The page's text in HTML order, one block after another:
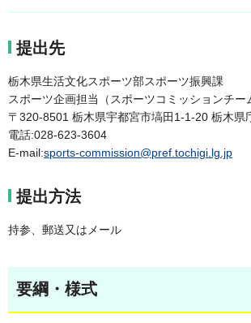
提出先
栃木県生活文化スポーツ部スポーツ振興課
スポーツ企画担当（スポーツコミッションチー
〒320-8501 栃木県宇都宮市塙田1-1-20 栃木県
電話:028-623-3604
E-mail:sports-commission@pref.tochigi.lg.jp
提出方法
持参、郵送又はメール
要綱・様式